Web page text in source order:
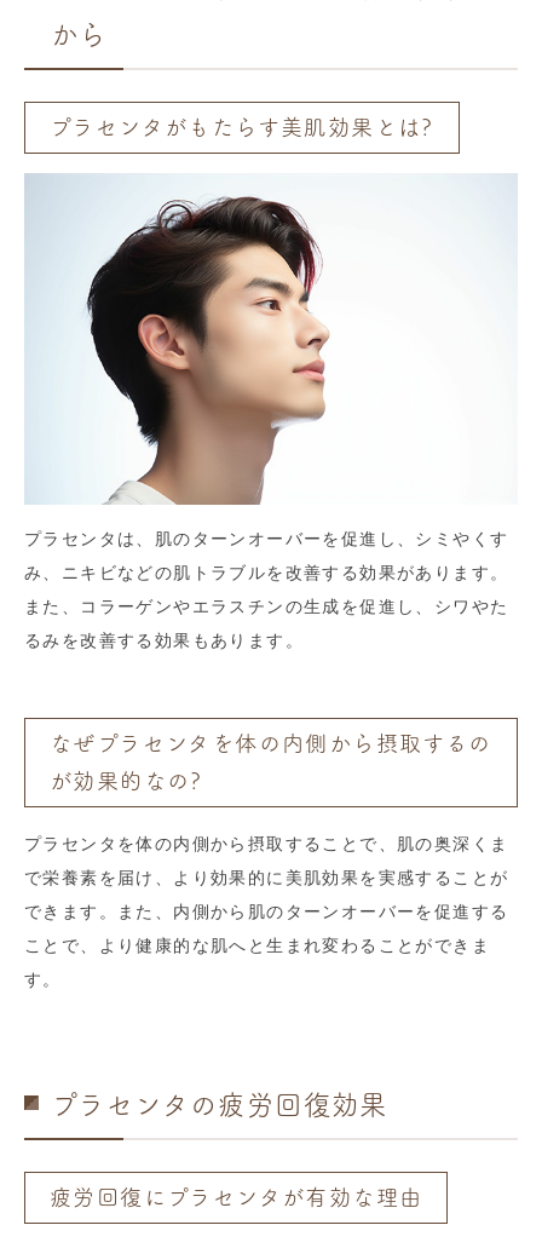
から
プラセンタがもたらす美肌効果とは?
プラセンタは、肌のターンオーバーを促進し、シミやくす
み、ニキビなどの肌トラブルを改善する効果があります。
また、コラーゲンやエラスチンの生成を促進し、シワやた
るみを改善する効果もあります。
なぜプラセンタを体の内側から摂取するの
が効果的なの?
プラセンタを体の内側から摂取することで、肌の奥深くま
で栄養素を届け、より効果的に美肌効果を実感することが
できます。また、内側から肌のターンオーバーを促進する
ことで、より健康的な肌へと生まれ変わることができま
す。
プラセンタの疲労回復効果
疲労回復にプラセンタが有効な理由